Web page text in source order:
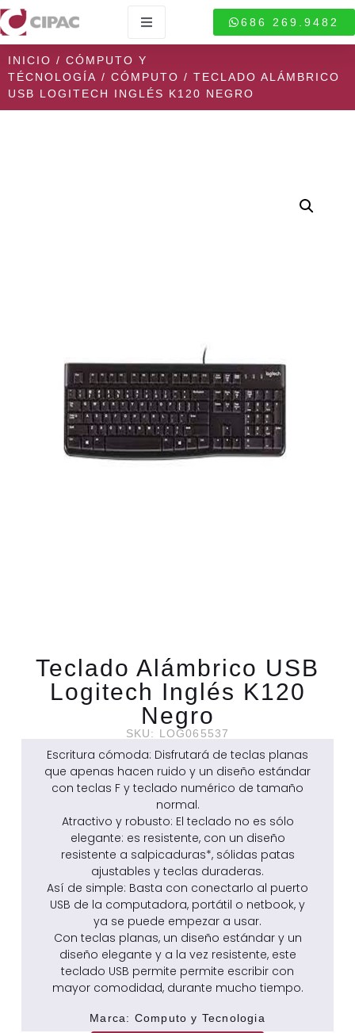
686 269.9482
INICIO / CÓMPUTO Y
TÉCNOLOGÍA / CÓMPUTO / TECLADO ALÁMBRICO
USB LOGITECH INGLÉS K120 NEGRO
Teclado Alámbrico USB
Logitech Inglés K120
Negro
SKU: LOG065537
Escritura cómoda: Disfrutará de teclas planas
que apenas hacen ruido y un diseño estándar
con teclas F y teclado numérico de tamaño
normal.
Atractivo y robusto: El teclado no es sólo
elegante: es resistente, con un diseño
resistente a salpicaduras*, sólidas patas
ajustables y teclas duraderas.
Así de simple: Basta con conectarlo al puerto
USB de la computadora, portátil o netbook, y
ya se puede empezar a usar.
Con teclas planas, un diseño estándar y un
diseño elegante y a la vez resistente, este
teclado USB permite permite escribir con
mayor comodidad, durante mucho tiempo.
Marca: Computo y Tecnologia